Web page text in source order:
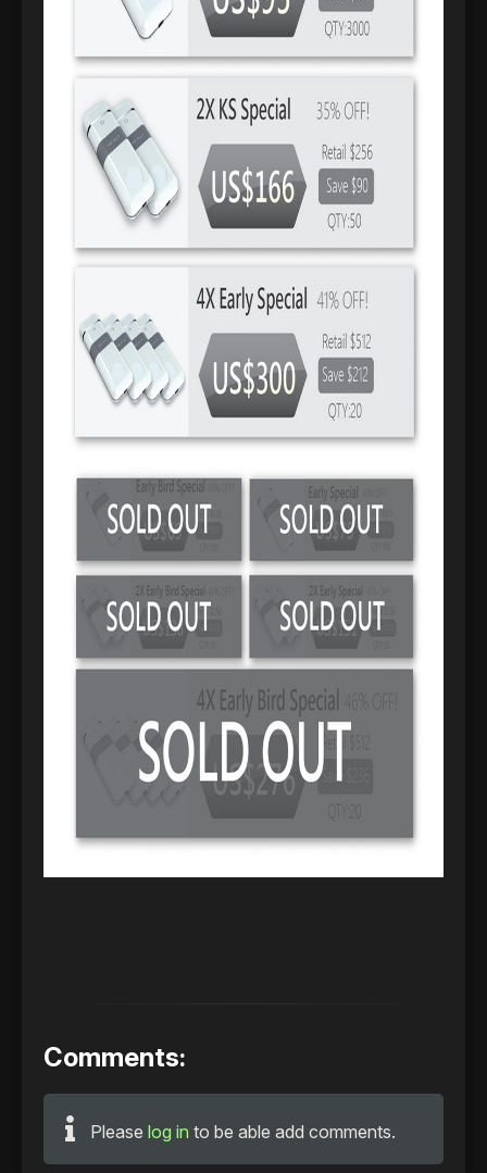
Comments:
Please log in to be able add comments.